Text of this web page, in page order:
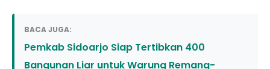
BACA JUGA:
Pemkab Sidoarjo Siap Tertibkan 400
Bangunan Liar untuk Warung Remang-